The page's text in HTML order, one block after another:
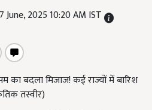
June, 2025 10:20 AM IST
बदला मिजाज! कई राज्यों में बारिश
तस्वीर)